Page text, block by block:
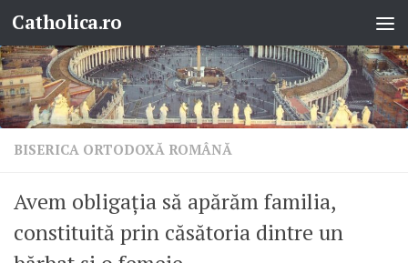
Skip to content
Catholica.ro
BISERICA ORTODOXĂ ROMÂNĂ
Avem obligaţia să apărăm familia,
constituită prin căsătoria dintre un